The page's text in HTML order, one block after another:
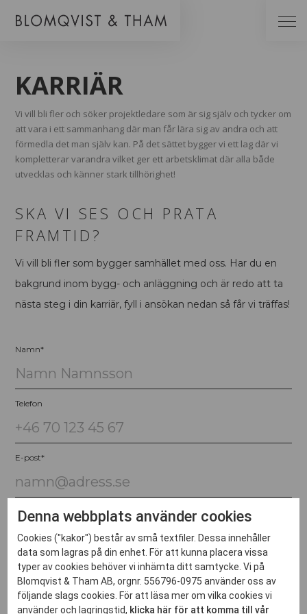
KARRIÄR
Vi vill bli fler och söker projektledare som är sig själv och tycker om
att vara i ett sammanhang där man får lära sig av andra och att
förmedla det man själv kan. På det sättet bygger vi ett lag där vi
kompletterar varandra vilket ger ett arbetsklimat där alla både
utvecklas och känner stark tillhörighet!
SKA VI SES OCH PRATA
FRAMTID?
Vi vill bli fler som bygger samhället med oss. Har du en
bakgrund inom bygg- och anläggning och är redo att ta
nästa steg i din karriär, fyll i ansökan nedan så får vi träffas!
Namn*
Telefon
E-post*
Meddelande
Ladda upp ditt CV
Denna webbplats använder cookies
Cookies ("kakor") består av små textfiler. Dessa innehåller
data som lagras på din enhet. För att kunna placera vissa
typer av cookies behöver vi inhämta ditt samtycke. Vi på
Blomqvist & Tham AB, orgnr. 556796-0975 använder oss av
följande slags cookies. För att läsa mer om vilka cookies vi
använder och lagringstid, klicka här för att komma till vår